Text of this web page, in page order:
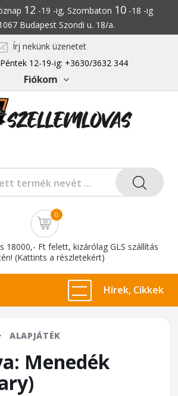
12 -19 -ig, Szombaton 10-18 -ig
Budapest Szondi u. 18/a.
Írj nekünk üzenetet
12-19-ig: +3630/3632 344
Fiókom
0
18000,- Ft felett, kizárólag GLS szállítás
(Kattints a részletekért)
Hírek, Cikkek
· ALAPJÁTÉK
Menedék